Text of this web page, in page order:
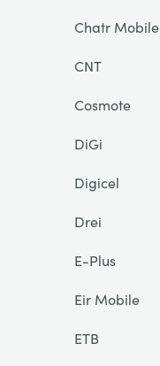
Chatr Mobile
CNT
Cosmote
DiGi
Digicel
Drei
E-Plus
Eir Mobile
ETB